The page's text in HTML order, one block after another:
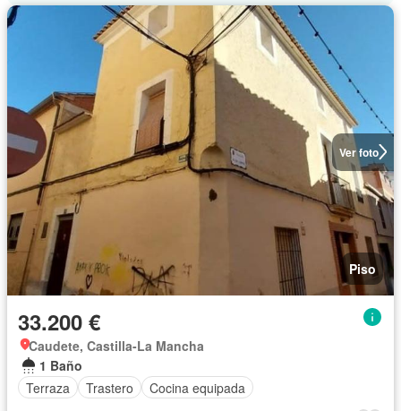
Ver foto
Piso
33.200 €
Caudete, Castilla-La Mancha
1 Baño
Terraza
Trastero Cocina equipada